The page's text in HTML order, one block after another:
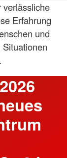
verlässliche
Erfahrung
und